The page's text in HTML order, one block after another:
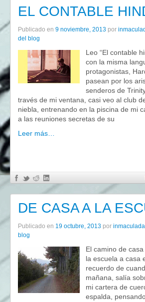
EL CONTABLE
Publicado en 9 noviembre, 2013 por
del blog
Leo “El contable
con la misma
protagonistas,
pasean por los
senderos de
través de mi ventana, casi veo al club
niebla, entrenando en la piscina de mi
a las reuniones secretas de su
Leer más…
DE CASA A LA
Publicado en 19 octubre, 2013 por
blog
El camino de
la escuela a casa
recuerdo de
mañana, salía
mi cartera de
espalda,